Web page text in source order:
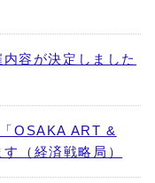
容が決定しました
OSAKA ART &
（経済戦略局）